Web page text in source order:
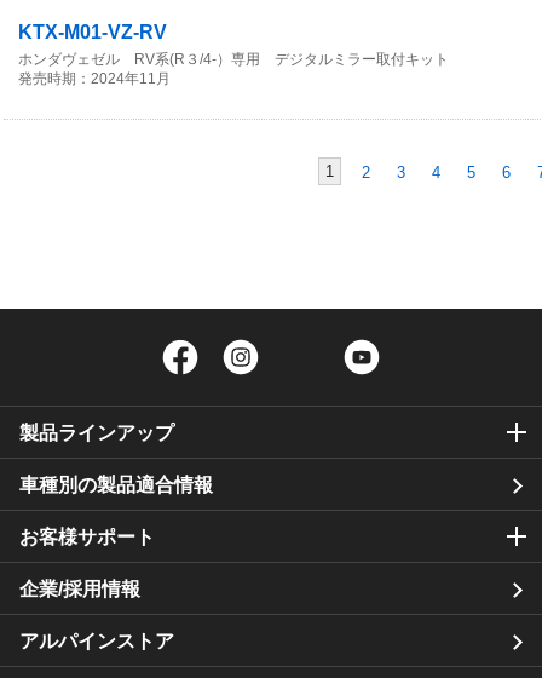
KTX-M01-VZ-RV
ホンダヴェゼル RV系(R３/4-）専用 デジタルミラー取付キット
発売時期：2024年11月
1 2 3 4 5 6
Facebook Twitter
製品ラインアップ
車種別の製品適合情報
お客様サポート
企業/採用情報
アルパインストア